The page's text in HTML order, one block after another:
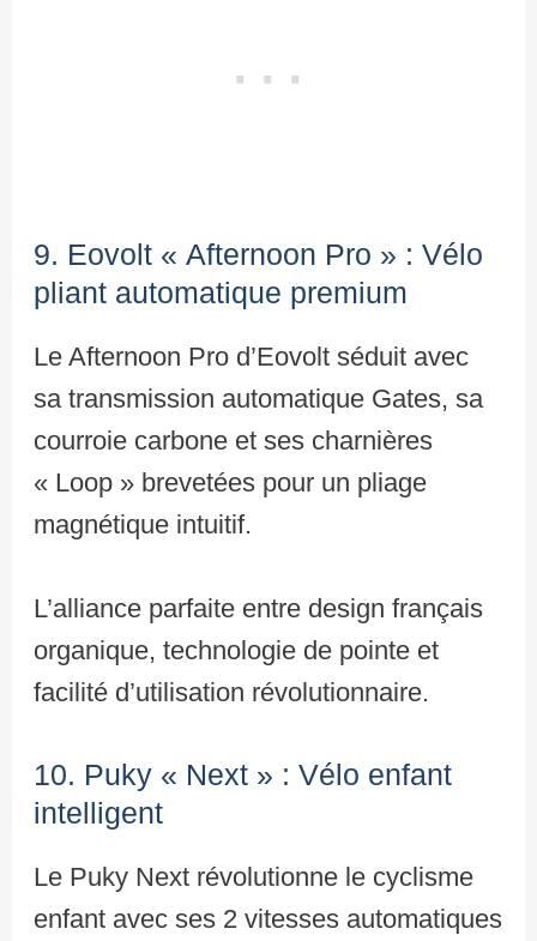
9. Eovolt « Afternoon Pro » : Vélo
pliant automatique premium
Le Afternoon Pro d’Eovolt séduit avec
sa transmission automatique Gates, sa
courroie carbone et ses charnières
« Loop » brevetées pour un pliage
magnétique intuitif.
L’alliance parfaite entre design français
organique, technologie de pointe et
facilité d’utilisation révolutionnaire.
10. Puky « Next » : Vélo enfant
intelligent
Le Puky Next révolutionne le cyclisme
enfant avec ses 2 vitesses automatiques